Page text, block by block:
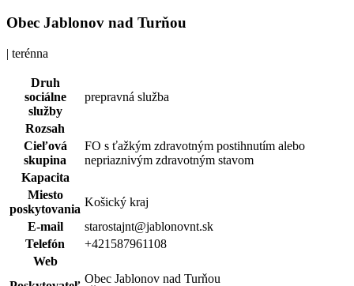
Obec Jablonov nad Turňou
| terénna
Druh
sociálne
služby
prepravná služba
Rozsah
Cieľová
skupina
FO s ťažkým zdravotným postihnutím alebo
nepriaznivým zdravotným stavom
Kapacita
Miesto
poskytovania
Košický kraj
E-mail
starostajnt@jablonovnt.sk
Telefón
+421587961108
Web
Obec Jablonov nad Turňou